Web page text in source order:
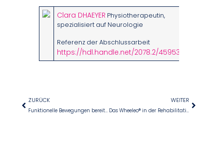
Clara DHAEYER Physiotherapeutin,
spezialisiert auf Neurologie
Referenz der Abschlussarbeit
https://hdl.handle.net/2078.2/45953
ZURÜCK
Funktionelle Bewegungen bereits ab der Hospitalisierung fördern
WEITER
Das Wheeleo® in der Rehabilitation: eine mobile Stütze für einen flüssigen Gang